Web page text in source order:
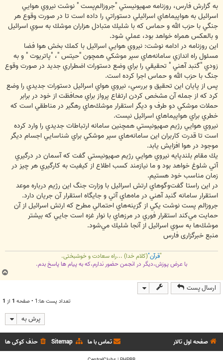
به گزارش فارس، روزنامه صهيونيستي "جروزالم‌پست " نوشت نيروي هوايي
اسرائيل به هواپيماهاي اسرائيلي دستوراتي را داده است تا در صورت وقوع هر
جنگي با حزب الله و حماس كه با شليك متبادل هزاران موشك به سوي اسرائيل
و بالعكس همراه خواهد بود، عملي شود.
اين روزنامه در ادامه نوشت: نيروي هوايي اسرائيل با كمك بخش هوا فضا
مسئول راه ‌اندازي سامانه‌هاي سپر موشكي همچون "حيتس "، "پاتريوت " و به
زودي "گنبد آهني " تحقيقي را براي وضع دستورات اضطراري جديد در صورت وقوع
جنگ با حزب الله و حماس اجرا كرده است.
پس از پايان اين تحقيق و بررسي، نيروي هواي اسرائيل دستورات جديدي را وضع
كرد كه از جمله آن مشخص كردن ارتفاع پرواز براي محافظت از خود در برابر
حملات موشكي دو طرف و ديگر استقرار موشك‌هاي رهگير در مناطقي است كه
خطري براي هواپيماهاي اسرائيل نيست.
نيروي هوايي رژيم صهيونيستي همچنين سامانه ارتباطات جديدي را وارد كرده
است تا قدرت كاربران اين سامانه‌هاي سپر موشكي براي شناسايي اجسام ديگر
موجود در هوا افزايش يابد.
يك مقام بلندپايه نيروي هوايي رژيم صهيونيستي گفت كه آسمان در درگيري
آتي شلوغ خواهد بود و ما نيازمند كسب اطلاع از كيفيت به كارگيري هر چيز در
زمان مناسب خود هستيم.
در اين راستا گفت‌وگوهاي ارتش اسرائيل با وزارت جنگ اين رژيم درباره موعد
استقرار سامانه گنبد آهني در ماه‌هاي آتي و جايگاه استقرار آن جريان دارد.
جروزالم پست نوشت يكي از گزينه‌هاي احتمالي مطرح كه ارتش اسرائيل از آن
حمايت مي‌كند استقرار فوري در مرزهاي با نوار غزه است جايي كه بيشتر
موشك‌ها به سوي اسرائيل از آنجا شليك مي‌شود.
منبع خبرگزاری فارس
"قرآن"(کلام خدا) ...راه سعادت و خوشبختی.
با عرض پوزش،دیگر در انجمن حضور ندارم،که به پیام ها پاسخ بدم.
ارسال پست
تعداد پست ها:1 • صفحه 1 از 1
پرش به
صفحه اول تالار حذف کوکی ها Sitemap تماس با ما